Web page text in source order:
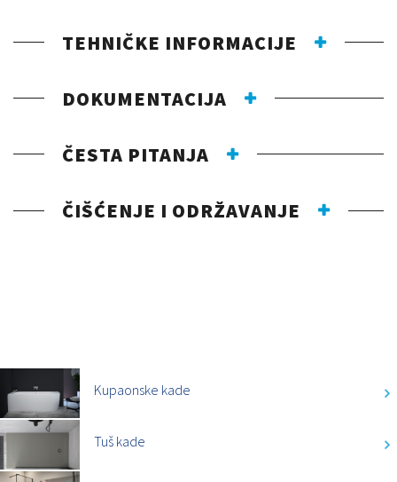
TEHNIČKE INFORMACIJE
DOKUMENTACIJA
ČESTA PITANJA
ČIŠĆENJE I ODRŽAVANJE
Kupaonske kade
Tuš kade